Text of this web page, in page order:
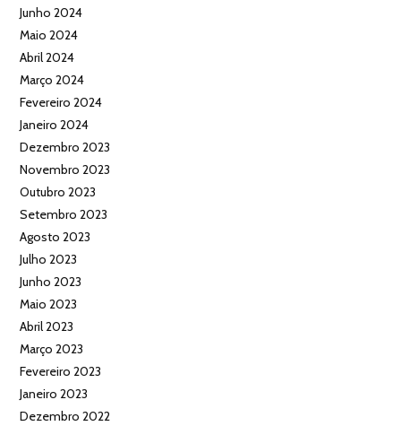
Junho 2024
Maio 2024
Abril 2024
Março 2024
Fevereiro 2024
Janeiro 2024
Dezembro 2023
Novembro 2023
Outubro 2023
Setembro 2023
Agosto 2023
Julho 2023
Junho 2023
Maio 2023
Abril 2023
Março 2023
Fevereiro 2023
Janeiro 2023
Dezembro 2022